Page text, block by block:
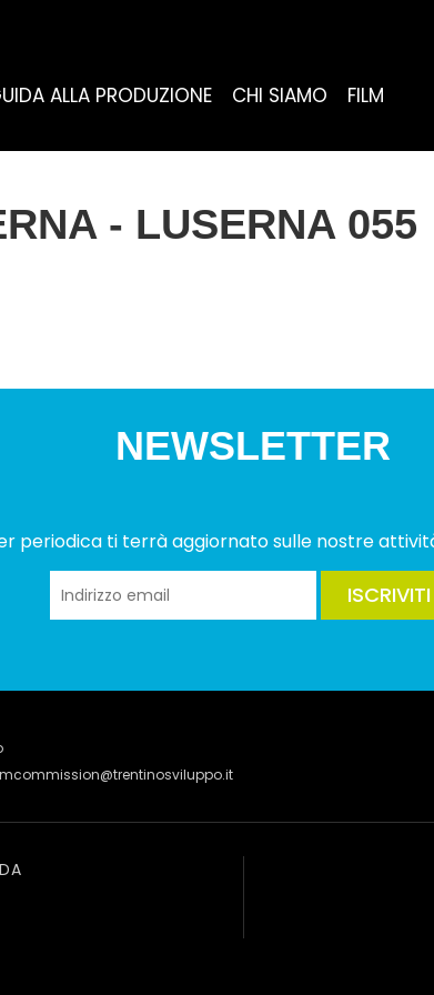
ALLA PRODUZIONE CHI SIAMO FILM
- LUSERNA 055
NEWSLETTER
periodica ti terrà aggiornato sulle nostre
ISCRIVITI